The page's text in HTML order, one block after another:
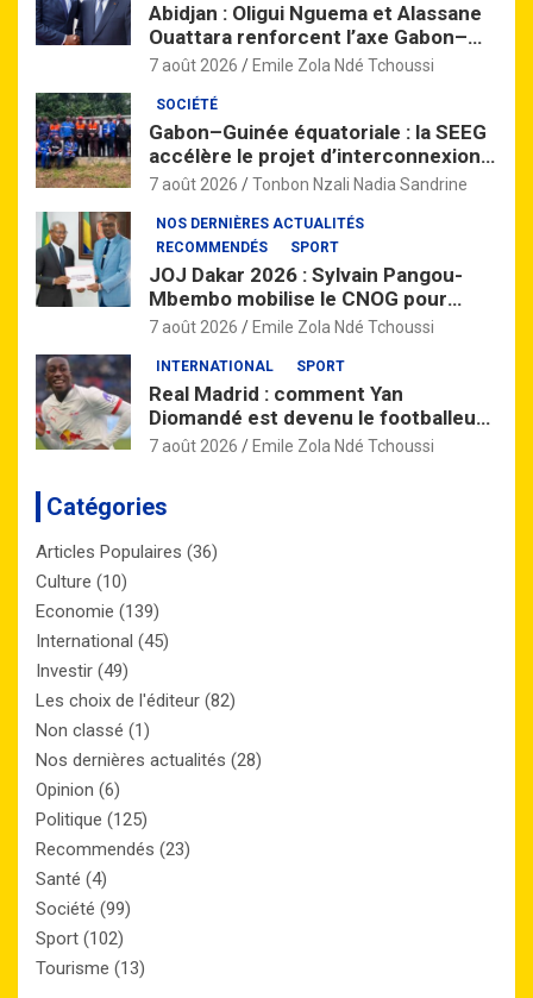
Abidjan : Oligui Nguema et Alassane
Ouattara renforcent l’axe Gabon–
Côte d’Ivoire
7 août 2026 Emile Zola Ndé Tchoussi
SOCIÉTÉ
Gabon–Guinée équatoriale : la SEEG
accélère le projet d’interconnexion
électrique dans le Woleu-Ntem
7 août 2026 Tonbon Nzali Nadia Sandrine
NOS DERNIÈRES ACTUALITÉS
RECOMMENDÉS
SPORT
JOJ Dakar 2026 : Sylvain Pangou-
Mbembo mobilise le CNOG pour
préparer la relève gabonaise
7 août 2026 Emile Zola Ndé Tchoussi
INTERNATIONAL SPORT
Real Madrid : comment Yan
Diomandé est devenu le footballeur
africain le plus cher de l’histoire
7 août 2026 Emile Zola Ndé Tchoussi
Catégories
Articles Populaires (36)
Culture (10)
Economie (139)
International (45)
Investir (49)
Les choix de l'éditeur (82)
Non classé (1)
Nos dernières actualités (28)
Opinion (6)
Politique (125)
Recommendés (23)
Santé (4)
Société (99)
Sport (102)
Tourisme (13)